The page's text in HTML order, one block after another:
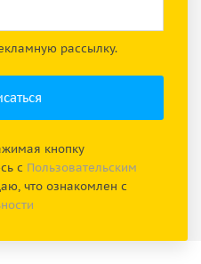
рассылку.
кнопку
с Пользовательским
что ознакомлен с